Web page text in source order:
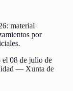
material
por
el 08 de julio de
— Xunta de